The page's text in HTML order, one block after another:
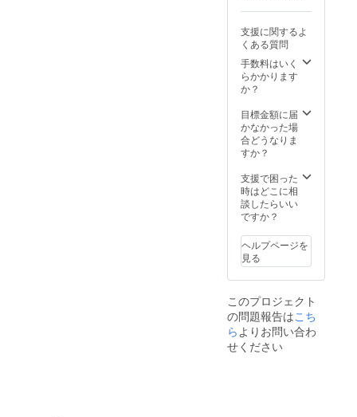
支援に関するよ
くある質問
手数料はいく
らかかります
か？
目標金額に届
かなかった場
合どうなりま
すか？
支援で困った
時はどこに相
談したらいい
ですか？
ヘルプページを
見る
このプロジェクト
の問題報告はこち
らよりお問い合わ
せください